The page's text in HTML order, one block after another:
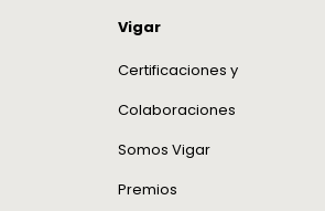
Vigar
Certificaciones y
Colaboraciones
Somos Vigar
Premios